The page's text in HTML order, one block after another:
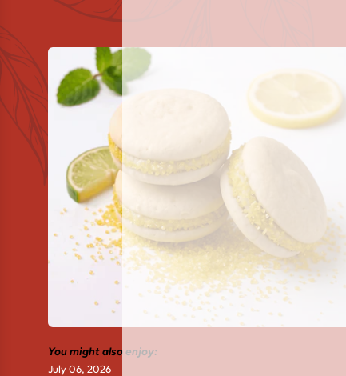
You might also enjoy:
July 06, 2026